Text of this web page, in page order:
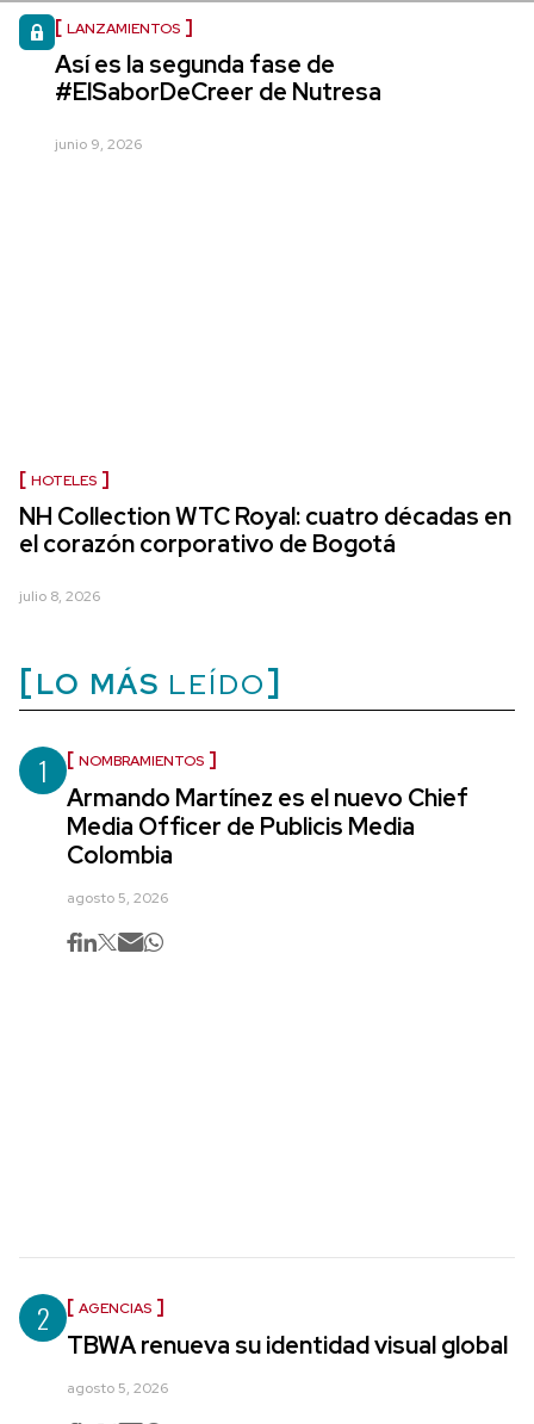
LANZAMIENTOS
Así es la segunda fase de
#ElSaborDeCreer de Nutresa
junio 9, 2026
HOTELES
NH Collection WTC Royal: cuatro décadas en
el corazón corporativo de Bogotá
julio 8, 2026
LO MÁS LEÍDO
1 NOMBRAMIENTOS
Armando Martínez es el nuevo Chief
Media Officer de Publicis Media
Colombia
agosto 5, 2026
2 AGENCIAS
TBWA renueva su identidad visual global
agosto 5, 2026